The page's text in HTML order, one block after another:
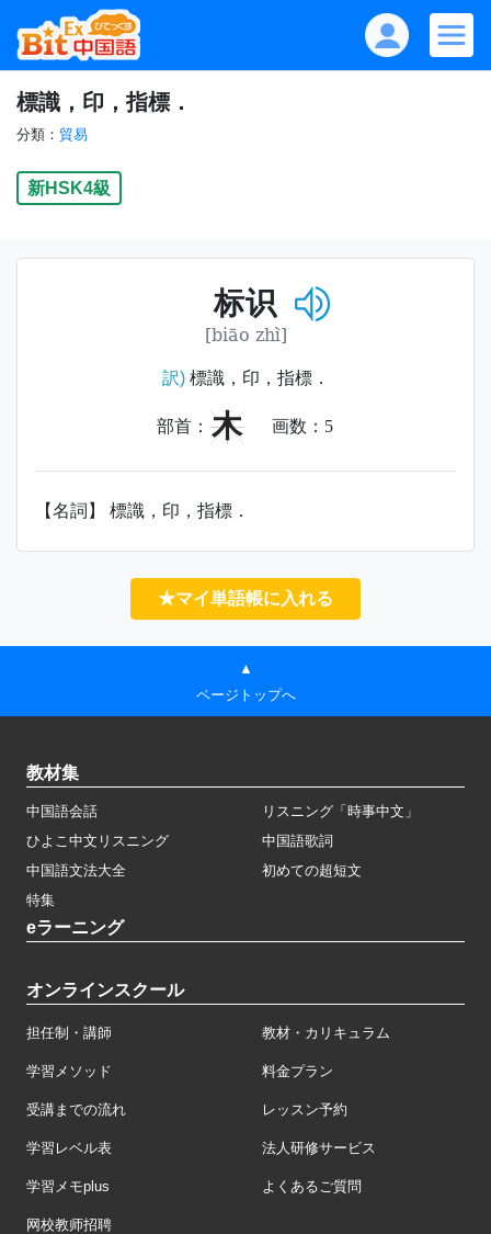
標識，印，指標．
分類： 貿易
新HSK4級
标识
[biāo zhì]
訳)標識，印，指標．
部首： 木 画数： 5
【名詞】 標識，印，指標．
★マイ単語帳に入れる
▲
ページトップへ
教材集
中国語会話
リスニング「時事中文」
ひよこ中文リスニング
中国語歌詞
中国語文法大全
初めての超短文
特集
eラーニング
オンラインスクール
担任制・講師 教材・カリキュラム
学習メソッド 料金プラン
受講までの流れ レッスン予約
学習レベル表 法人研修サービス
学習メモplus よくあるご質問
网校教师招聘